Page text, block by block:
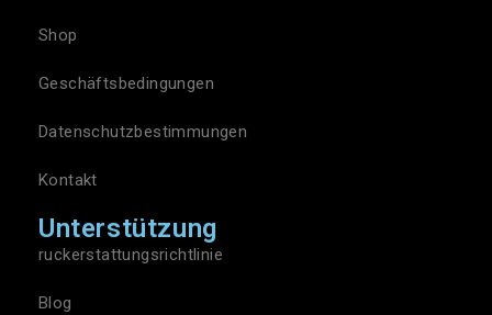
Shop
Geschäftsbedingungen
Datenschutzbestimmungen
Kontakt
Unterstützung
ruckerstattungsrichtlinie
Blog